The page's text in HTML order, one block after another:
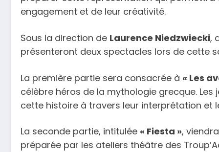
engagement et de leur créativité.
Sous la direction de Laurence Niedzwiecki,
présenteront deux spectacles lors de cette
La première partie sera consacrée à « Les
célèbre héros de la mythologie grecque.
cette histoire à travers leur interprétation et
La seconde partie, intitulée « Fiesta »,
préparée par les ateliers théâtre des